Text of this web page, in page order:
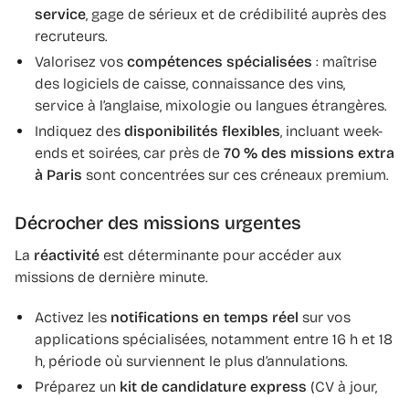
service , gage de sérieux et de crédibilité auprès des
recruteurs.
Valorisez vos compétences spécialisées : maîtrise
des logiciels de caisse, connaissance des vins,
service à l’anglaise, mixologie ou langues étrangères.
Indiquez des disponibilités flexibles , incluant week-
ends et soirées, car près de 70 % des missions extra
à Paris sont concentrées sur ces créneaux premium.
Décrocher des missions urgentes
La réactivité est déterminante pour accéder aux
missions de dernière minute.
Activez les notifications en temps réel sur vos
applications spécialisées, notamment entre 16 h et 18
h, période où surviennent le plus d’annulations.
Préparez un kit de candidature express (CV à jour,